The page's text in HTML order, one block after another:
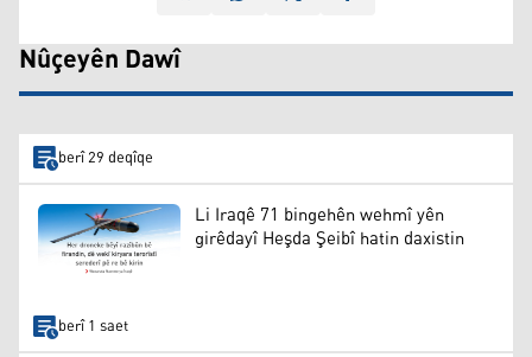
Nûçeyên Dawî
berî 29 deqîqe
Li Iraqê 71 bingehên wehmî yên
girêdayî Heşda Şeibî hatin daxistin
berî 1 saet